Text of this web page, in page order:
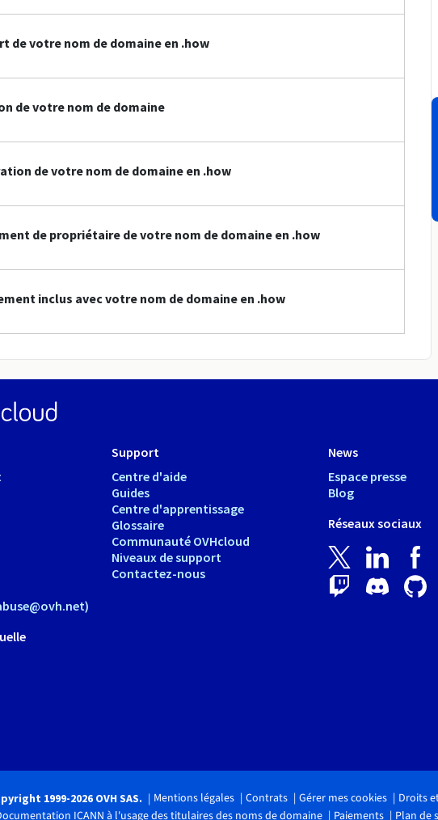
de votre nom de domaine en .how
de votre nom de domaine
de votre nom de domaine en .how
de propriétaire de votre nom de domaine en .how
inclus avec votre nom de domaine en .how
Support
Centre d'aide
Guides
Centre d'apprentissage
Glossaire
Communauté OVHcloud
Niveaux de support
Contactez-nous
News
Espace presse
Blog
Réseaux sociaux
1999-2026 OVH SAS. Mentions légales Contrats Gérer mes cookies
Droits
ICANN à l'usage des titulaires des noms de domaine
Paiements Plan de